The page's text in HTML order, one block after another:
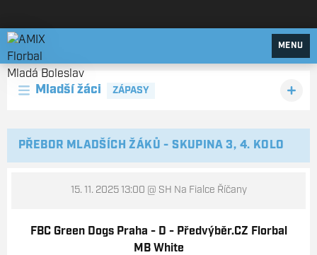
AMIX Florbal Mladá Boleslav
MENU
Mladší žáci ZÁPASY
PŘEBOR MLADŠÍCH ŽÁKŮ - SKUPINA 3, 4. KOLO
15. 11. 2025 13:00 @ SH Na Fialce Říčany
FBC Green Dogs Praha - D - Předvýběr.CZ Florbal
MB White